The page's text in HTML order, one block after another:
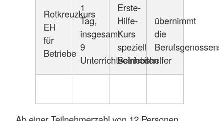
Rotkreuzkurs
EH
für
Betriebe
1
Tag,
insgesamt
9
Unterrichtseinheiten
Erste-
Hilfe-
Kurs
speziell
Betriebshelfer
übernimmt
die